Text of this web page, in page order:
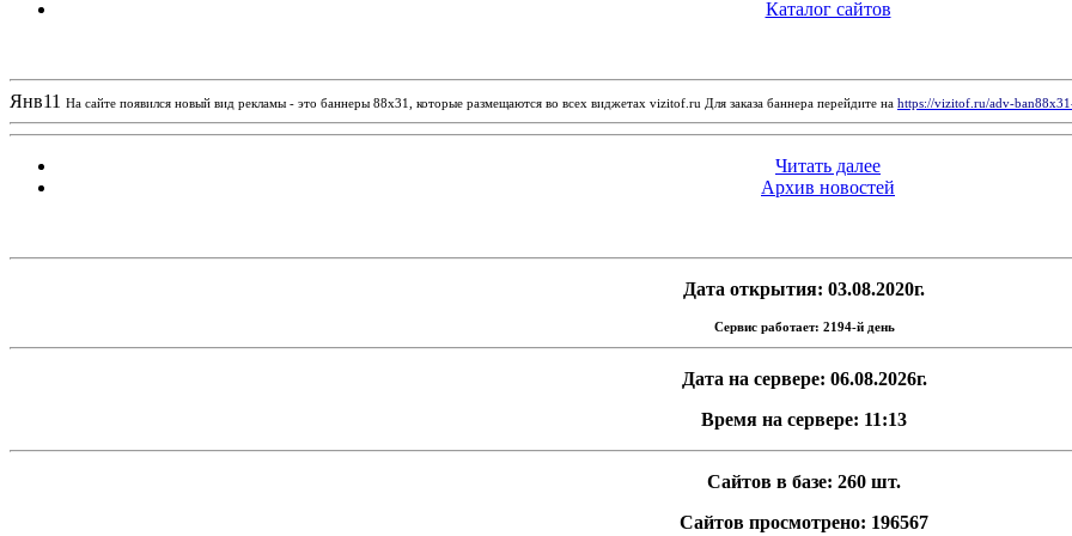
Каталог сайтов
Янв11 На сайте появился новый вид рекламы - это баннеры 88х31, которые размещаются во всех виджетах vizitof.ru Для заказа баннера перейдите на https://vizitof.ru/adv-
Читать далее
Архив новостей
Дата открытия: 03.08.2020г.
Сервис работает: 2194-й день
Дата на сервере: 06.08.2026г.
Время на сервере: 11:13
Сайтов в базе: 260 шт.
Сайтов просмотрено: 196567